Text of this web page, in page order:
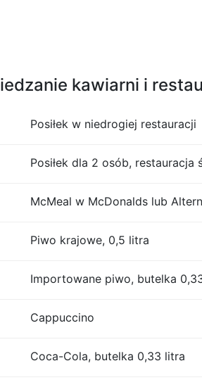
kawiarni i
Posiłek w niedrogiej restauracji
Posiłek dla 2 osób,
McMeal w McDonalds lub
Piwo krajowe, 0,5 litra
Importowane piwo, butelka
Cappuccino
Coca-Cola, butelka 0,33 litra